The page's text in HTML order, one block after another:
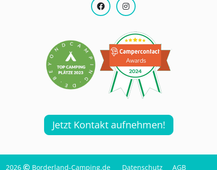
Jetzt Kontakt aufnehmen!
2026 Borderland-Camping.de Datenschutz AGB